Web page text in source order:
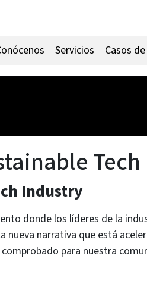
Servicios Casos
Industry
donde los líderes de la
nueva narrativa que está
para nuestra